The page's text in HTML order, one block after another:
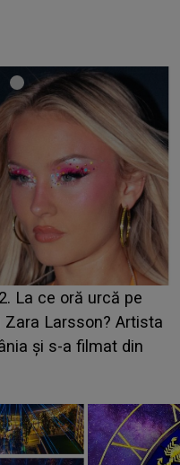
din "Casa Iubirii" l-a
CINE ESTE
Aflându-se în fața
IMEDIAT: "Am